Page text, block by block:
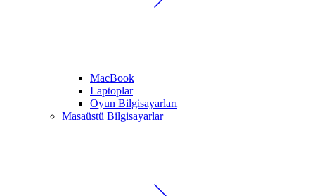
MacBook
Laptoplar
Oyun Bilgisayarları
Masaüstü Bilgisayarlar